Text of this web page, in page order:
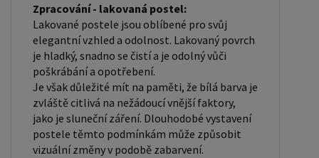
Zpracování - lakovaná postel:
Lakované postele jsou oblíbené pro svůj
elegantní vzhled a odolnost. Lakovaný povrch
je hladký, snadno se čistí a je odolný vůči
poškrábání a opotřebení.
Je však důležité mít na paměti, že bílá barva je
zvláště citlivá na nežádoucí vnější faktory,
jako je sluneční záření. Dlouhodobé vystavení
postele těmto podmínkám může způsobit
vizuální změny v podobě zabarvení.